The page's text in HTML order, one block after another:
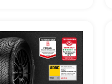
OUR BEST Reifen
DRIVE OUR BEST
BEST Reifen = 40 €